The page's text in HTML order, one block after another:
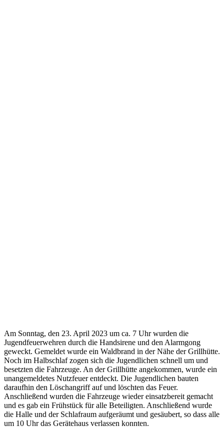
Am Sonntag, den 23. April 2023 um ca. 7 Uhr wurden die
Jugendfeuerwehren durch die Handsirene und den Alarmgong
geweckt. Gemeldet wurde ein Waldbrand in der Nähe der Grillhütte.
Noch im Halbschlaf zogen sich die Jugendlichen schnell um und
besetzten die Fahrzeuge. An der Grillhütte angekommen, wurde ein
unangemeldetes Nutzfeuer entdeckt. Die Jugendlichen bauten
daraufhin den Löschangriff auf und löschten das Feuer.
Anschließend wurden die Fahrzeuge wieder einsatzbereit gemacht
und es gab ein Frühstück für alle Beteiligten. Anschließend wurde
die Halle und der Schlafraum aufgeräumt und gesäubert, so dass alle
um 10 Uhr das Gerätehaus verlassen konnten.